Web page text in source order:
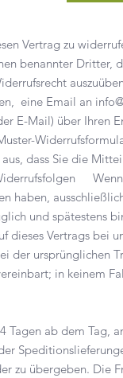
Vertrag zu
benannter Dritter,
eine Email an
E-Mail) über Ihren
dass Sie die
Wenn
haben,
und spätestens
dieses Vertrags bei
der ursprünglichen
in keinem
Tagen ab dem Tag,
zu übergeben. Die